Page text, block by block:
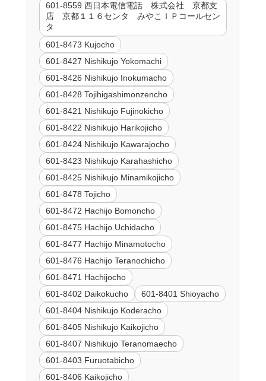
601-8559 西日本電信電話 株式会社 京都支
店 京都１１６センタ みやこＩＰコールセン
タ
601-8473 Kujocho
601-8427 Nishikujo Yokomachi
601-8426 Nishikujo Inokumacho
601-8428 Tojihigashimonzencho
601-8421 Nishikujo Fujinokicho
601-8422 Nishikujo Harikojicho
601-8424 Nishikujo Kawarajocho
601-8423 Nishikujo Karahashicho
601-8425 Nishikujo Minamikojicho
601-8478 Tojicho
601-8472 Hachijo Bomoncho
601-8475 Hachijo Uchidacho
601-8477 Hachijo Minamotocho
601-8476 Hachijo Teranochicho
601-8471 Hachijocho
601-8402 Daikokucho
601-8401 Shioyacho
601-8404 Nishikujo Koderacho
601-8405 Nishikujo Kaikojicho
601-8407 Nishikujo Teranomaecho
601-8403 Furuotabicho
601-8406 Kaikojicho